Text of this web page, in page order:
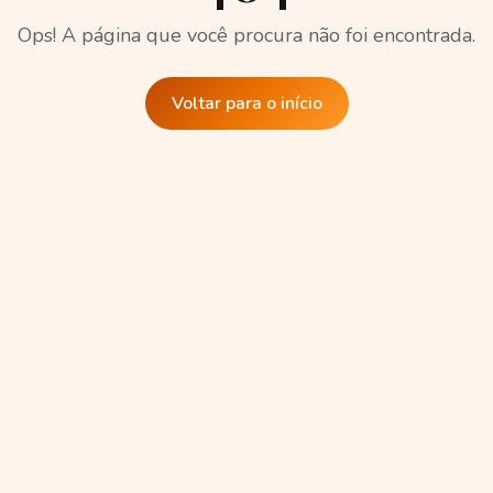
Ops! A página que você procura não foi encontrada.
Voltar para o início